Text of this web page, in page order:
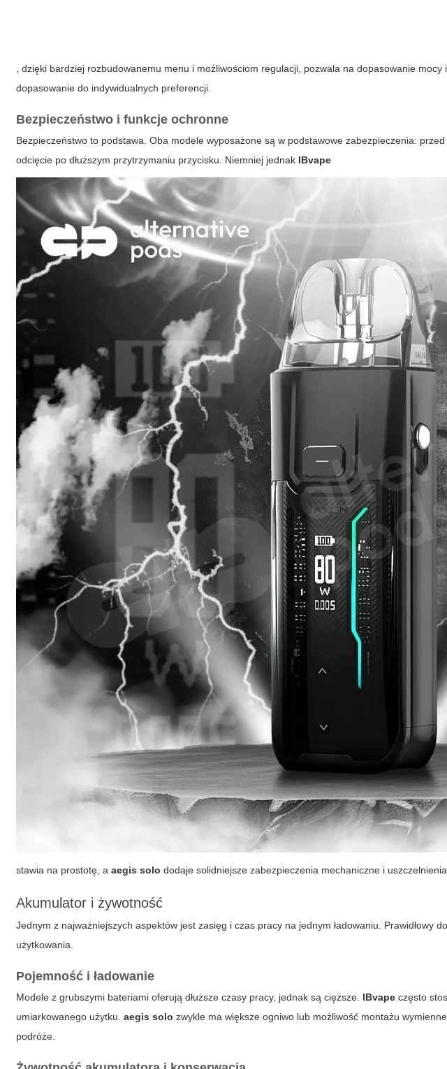
, dzięki bardziej rozbudowanemu menu i możliwościom regulacji, pozwala na dopasowanie
dopasowanie do indywidualnych preferencji.
Bezpieczeństwo i funkcje ochronne
Bezpieczeństwo to podstawa. Oba modele wyposażone są w podstawowe zabezpieczenia:
odcięcie po dłuższym przytrzymaniu przycisku. Niemniej jednak IBvape
stawia na prostotę, aaegis solo dodaje solidniejsze zabezpieczenia mechaniczne i uszczelnienia.
Akumulator i żywotność
Jednym z najważniejszych aspektów jest zasięg i czas pracy na jednym ładowaniu. Prawidłowy
użytkowania.
Pojemność i ładowanie
Modele z grubszymi bateriami oferują dłuższe czasy pracy, jednak są cięższe. IBvape często
umiarkowanego użytku.aegis solo zwykle ma większe ogniwo lub możliwość montażu
podróże.